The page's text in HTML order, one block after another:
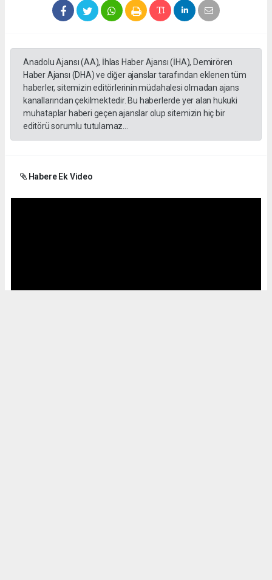
Anadolu Ajansı (AA), İhlas Haber Ajansı (İHA), Demirören
Haber Ajansı (DHA) ve diğer ajanslar tarafından eklenen tüm
haberler, sitemizin editörlerinin müdahalesi olmadan ajans
kanallarından çekilmektedir. Bu haberlerde yer alan hukuki
muhataplar haberi geçen ajanslar olup sitemizin hiç bir
editörü sorumlu tutulamaz...
Habere Ek Video